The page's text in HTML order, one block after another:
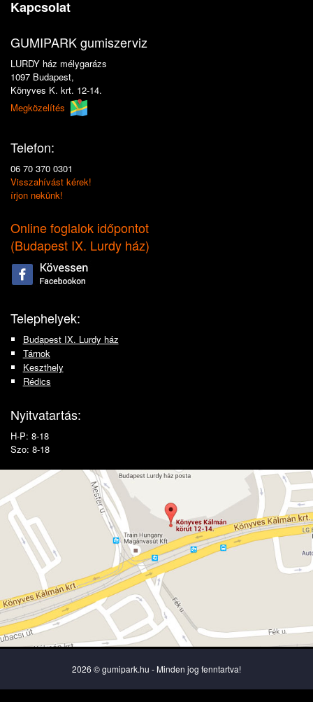
Kapcsolat
GUMIPARK gumiszerviz
LURDY ház mélygarázs
1097 Budapest,
Könyves K. krt. 12-14.
Megközelítés
Telefon:
06 70 370 0301
Visszahívást kérek!
írjon nekünk!
Online foglalok időpontot
(Budapest IX. Lurdy ház)
Telephelyek:
Budapest IX. Lurdy ház
Tárnok
Keszthely
Rédics
Nyitvatartás:
H-P: 8-18
Szo: 8-18
2026 © gumipark.hu - Minden jog fenntartva!